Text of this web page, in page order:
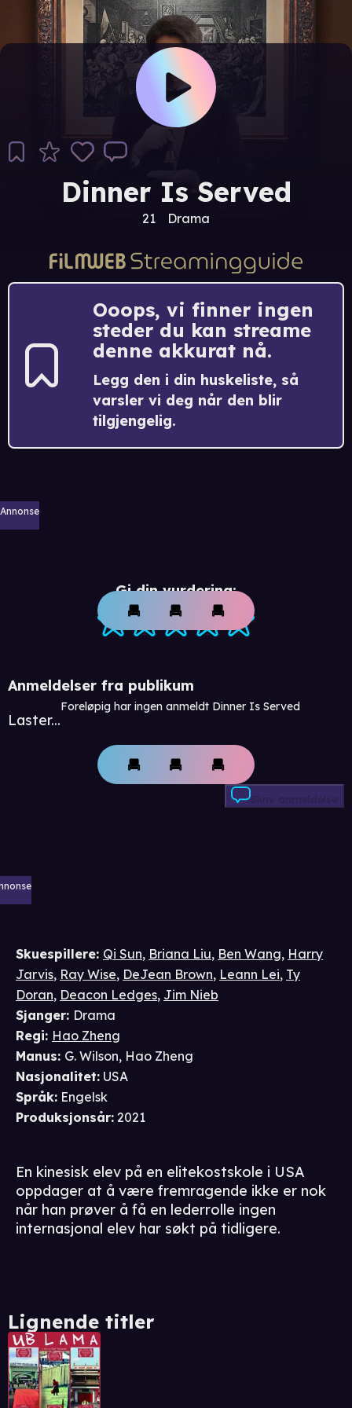
Dinner Is Served
21 Drama
Ooops, vi finner ingen
steder du kan streame
denne akkurat nå.
Legg den i din huskeliste, så
varsler vi deg når den blir
tilgjengelig.
Annonse
Gi din vurdering:
Anmeldelser fra publikum
Laster...
Foreløpig har ingen anmeldt Dinner Is Served
Skriv anmeldelse
Skuespillere: Qi Sun, Briana Liu, Ben Wang, Harry
Jarvis, Ray Wise, DeJean Brown, Leann Lei, Ty
Doran, Deacon Ledges, Jim Nieb
Sjanger: Drama
Regi: Hao Zheng
Manus: G. Wilson, Hao Zheng
Nasjonalitet: USA
Språk: Engelsk
Produksjonsår: 2021
En kinesisk elev på en elitekostskole i USA
oppdager at å være fremragende ikke er nok
når han prøver å få en lederrolle ingen
internasjonal elev har søkt på tidligere.
Lignende titler